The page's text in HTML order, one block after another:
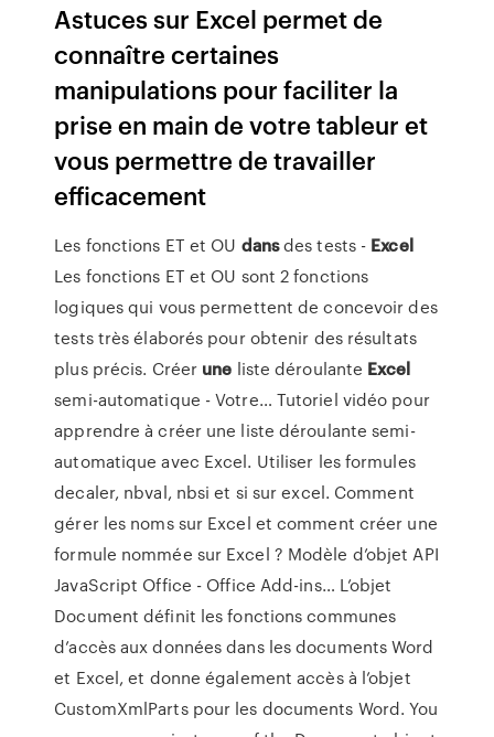
Astuces sur Excel permet de
connaître certaines
manipulations pour faciliter la
prise en main de votre tableur et
vous permettre de travailler
efficacement
Les fonctions ET et OU dansdes tests - Excel
Les fonctions ET et OU sont 2 fonctions
logiques qui vous permettent de concevoir des
tests très élaborés pour obtenir des résultats
plus précis. Créer une liste déroulante Excel
semi-automatique - Votre… Tutoriel vidéo pour
apprendre à créer une liste déroulante semi-
automatique avec Excel. Utiliser les formules
decaler, nbval, nbsi et si sur excel. Comment
gérer les noms sur Excel et comment créer une
formule nommée sur Excel ? Modèle d’objet API
JavaScript Office - Office Add-ins… L’objet
Document définit les fonctions communes
d’accès aux données dans les documents Word
et Excel, et donne également accès à l’objet
CustomXmlParts pour les documents Word. You